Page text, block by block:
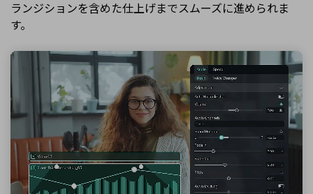
ランジションを含めた仕上げまでスムーズに進められま
す。